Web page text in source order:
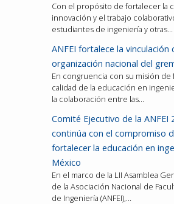
Con el propósito de fortalecer la
innovación y el trabajo
estudiantes de ingeniería y otras…
ANFEI fortalece la vinculación
organización nacional del
En congruencia con su misión de
calidad de la educación en
la colaboración entre las…
Comité Ejecutivo de la ANFEI
continúa con el compromiso
fortalecer la educación en
México
En el marco de la LII Asamblea
de la Asociación Nacional de
de Ingeniería (ANFEI),…